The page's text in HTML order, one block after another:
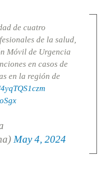
de cuatro
de la salud,
Móvil de Urgencia
en casos de
en la región de
May 4, 2024